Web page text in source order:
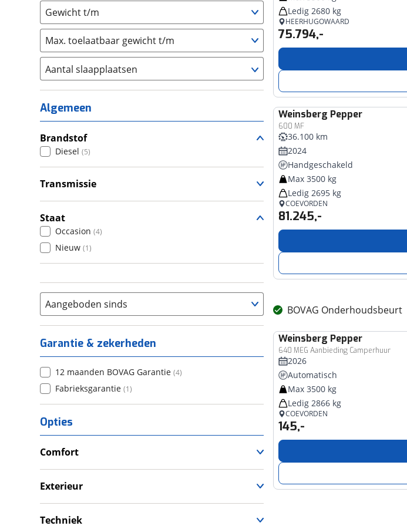
Gewicht t/m
Max. toelaatbaar gewicht t/m
Aantal slaapplaatsen
1 (0)
2 (4)
3 (1)
4 (0)
5 (0)
6+ (0)
Algemeen
Brandstof
Diesel (5)
Transmissie
Automatisch
Staat
Occasion (4)
Nieuw (1)
Aangeboden sinds
Garantie & zekerheden
12 maanden BOVAG Garantie (4)
Fabrieksgarantie (1)
Opties
Comfort
Televisie
Wasruimte met toilet
Exterieur
Fietsendrager
Techniek
Ledig 2680 kg
HEERHUGOWAARD
75.794,-
Weinsberg Pepper
600 MF
36.100 km
2024
Handgeschakeld
Max 3500 kg
Ledig 2695 kg
COEVORDEN
81.245,-
BOVAG Onderhoudsbeurt
Weinsberg Pepper
640 MEG Aanbieding Camperhuur
2026
Automatisch
Max 3500 kg
Ledig 2866 kg
COEVORDEN
145,-